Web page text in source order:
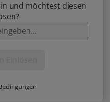
und möchtest diesen